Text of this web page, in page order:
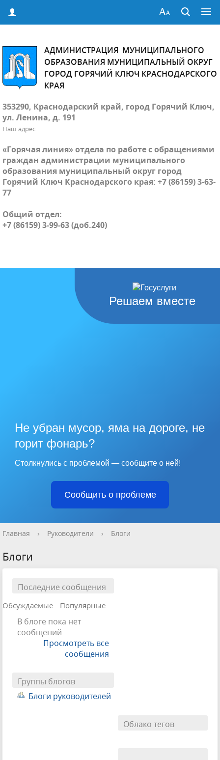
АДМИНИСТРАЦИЯ МУНИЦИПАЛЬНОГО
ОБРАЗОВАНИЯ МУНИЦИПАЛЬНЫЙ ОКРУГ
ГОРОД ГОРЯЧИЙ КЛЮЧ КРАСНОДАРСКОГО
КРАЯ
353290, Краснодарский край, город Горячий Ключ,
ул. Ленина, д. 191
Наш адрес
«Горячая линия» отдела по работе с обращениями
граждан администрации муниципального
образования муниципальный округ город
Горячий Ключ Краснодарского края: +7 (86159) 3-63-
77
Общий отдел:
+7 (86159) 3-99-63 (доб.240)
Решаем вместе
Не убран мусор, яма на дороге, не
горит фонарь?
Столкнулись с проблемой — сообщите о ней!
Сообщить о проблеме
Главная › Руководители › Блоги
Блоги
Последние сообщения
Обсуждаемые Популярные
В блоге пока нет
сообщений
Просмотреть все
сообщения
Группы блогов
Блоги руководителей
Облако тегов